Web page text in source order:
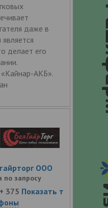
даже в
делает его
АКБ».
ООО
по запросу
+ 375 Показать т